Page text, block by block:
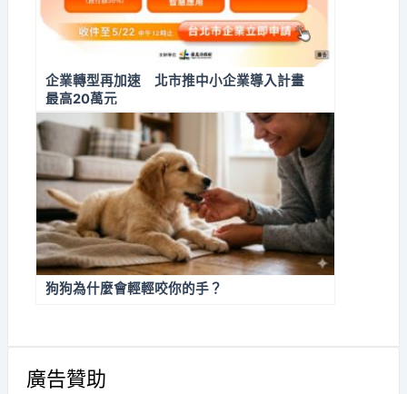
企業轉型再加速 北市推中小企業導入計畫
最高20萬元
狗狗為什麼會輕輕咬你的手？
廣告贊助